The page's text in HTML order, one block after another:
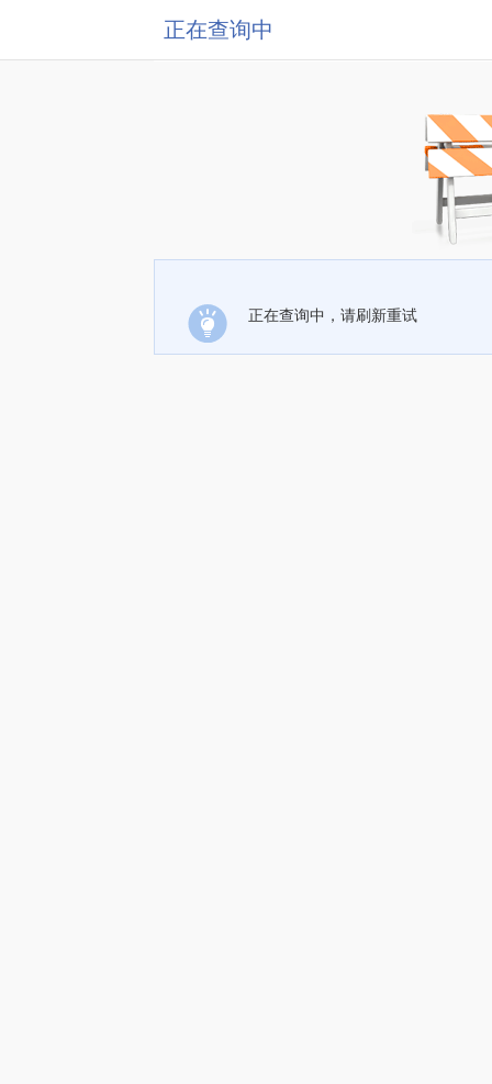
正在查询中
正在查询中，请刷新重试